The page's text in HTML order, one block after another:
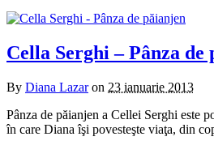
Cella Serghi – Pânza de
By Diana Lazaron 23 ianuarie 2013
Pânza de păianjen a Cellei Serghi este
în care Diana îşi povesteşte viaţa, din